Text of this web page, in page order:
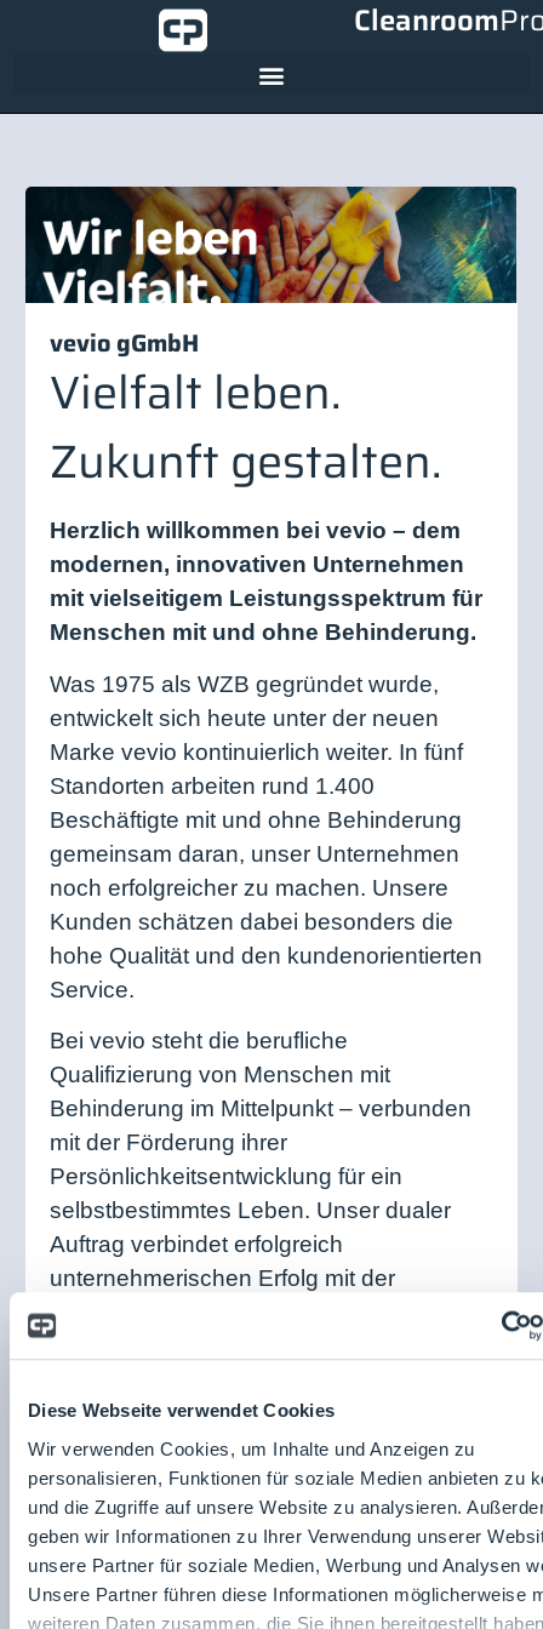
Diese Webseite verwendet Cookies
Wir verwenden Cookies, um Inhalte und Anzeigen zu
personalisieren, Funktionen für soziale Medien anbieten zu
und die Zugriffe auf unsere Website zu analysieren.
geben wir Informationen zu Ihrer Verwendung unserer
unsere Partner für soziale Medien, Werbung und Analysen
Unsere Partner führen diese Informationen möglicherweise
weiteren Daten zusammen, die Sie ihnen bereitgestellt
Cleanroom
vevio gGmbH
Vielfalt leben.
Zukunft gestalten.
Herzlich willkommen bei vevio – dem
modernen, innovativen Unternehmen
mit vielseitigem Leistungsspektrum für
Menschen mit und ohne Behinderung.
Was 1975 als WZB gegründet wurde,
entwickelt sich heute unter der neuen
Marke vevio kontinuierlich weiter. In fünf
Standorten arbeiten rund 1.400
Beschäftigte mit und ohne Behinderung
gemeinsam daran, unser Unternehmen
noch erfolgreicher zu machen. Unsere
Kunden schätzen dabei besonders die
hohe Qualität und den kundenorientierten
Service.
Bei vevio steht die berufliche
Qualifizierung von Menschen mit
Behinderung im Mittelpunkt – verbunden
mit der Förderung ihrer
Persönlichkeitsentwicklung für ein
selbstbestimmtes Leben. Unser dualer
Auftrag verbindet erfolgreich
unternehmerischen Erfolg mit der
Steigerung der Lebensqualität aller
Mitarbeitenden.
vevio gGmbH
Am Beckerwald 31
66583
Spiesen-Elversberg
Deutschland
Website:
https://vevio.de